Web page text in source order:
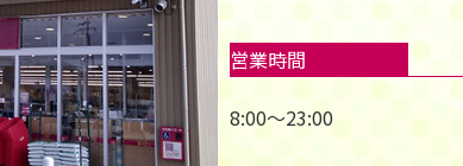
営業時間
8:00～23:00